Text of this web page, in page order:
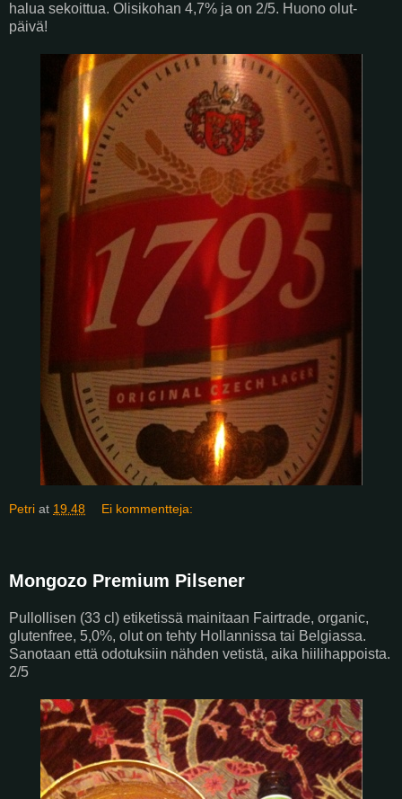
halua sekoittua. Olisikohan 4,7% ja on 2/5. Huono olut-
päivä!
Petri at 19.48 Ei kommentteja:
Mongozo Premium Pilsener
Pullollisen (33 cl) etiketissä mainitaan Fairtrade, organic,
glutenfree, 5,0%, olut on tehty Hollannissa tai Belgiassa.
Sanotaan että odotuksiin nähden vetistä, aika hiilihappoista.
2/5